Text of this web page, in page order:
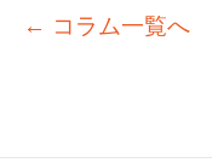
← コラム一覧へ